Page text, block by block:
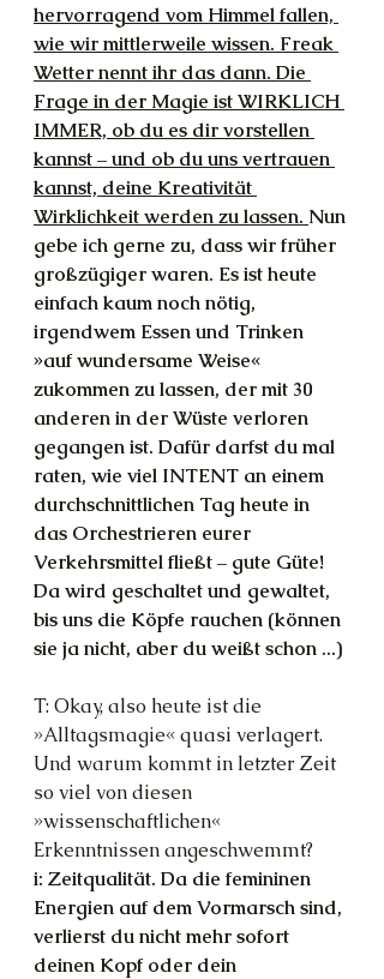
hervorragend vom Himmel fallen,
wie wir mittlerweile wissen. Freak
Wetter nennt ihr das dann. Die
Frage in der Magie ist WIRKLICH
IMMER, ob du es dir vorstellen
kannst – und ob du uns vertrauen
kannst, deine Kreativität
Wirklichkeit werden zu lassen. Nun
gebe ich gerne zu, dass wir früher
großzügiger waren. Es ist heute
einfach kaum noch nötig,
irgendwem Essen und Trinken
»auf wundersame Weise«
zukommen zu lassen, der mit 30
anderen in der Wüste verloren
gegangen ist. Dafür darfst du mal
raten, wie viel INTENT an einem
durchschnittlichen Tag heute in
das Orchestrieren eurer
Verkehrsmittel fließt – gute Güte!
Da wird geschaltet und gewaltet,
bis uns die Köpfe rauchen (können
sie ja nicht, aber du weißt schon ...)
T: Okay, also heute ist die
»Alltagsmagie« quasi verlagert.
Und warum kommt in letzter Zeit
so viel von diesen
»wissenschaftlichen«
Erkenntnissen angeschwemmt?
i: Zeitqualität. Da die femininen
Energien auf dem Vormarsch sind,
verlierst du nicht mehr sofort
deinen Kopf oder dein